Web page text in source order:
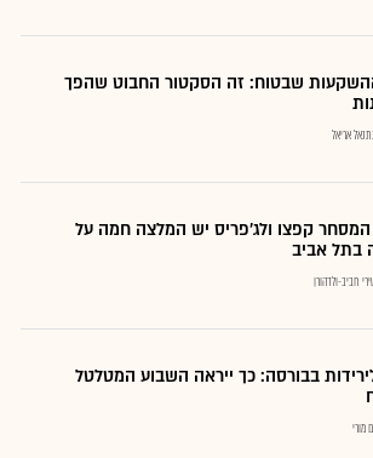
שבטוח: זה הסקטור החבוט שהפך
נתנאל אריאל
המסחר קפצו ולג'פריס יש המלצה חמה על
בתל אביב
חביב-ולדהורן
לירידות בבורסה: כך ייראה השבוע המטלטל
מורי